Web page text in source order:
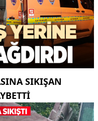
SIKIŞAN